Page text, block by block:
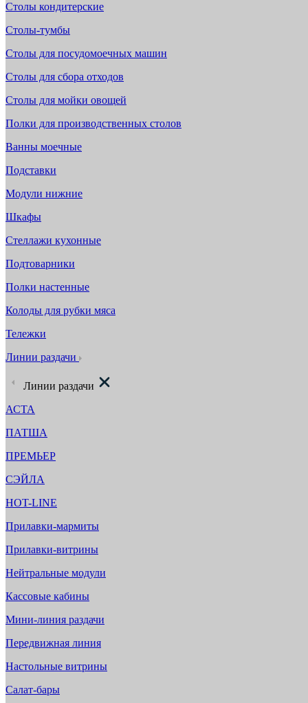
Столы кондитерские
Столы-тумбы
Столы для посудомоечных машин
Столы для сбора отходов
Столы для мойки овощей
Полки для производственных столов
Ванны моечные
Подставки
Модули нижние
Шкафы
Стеллажи кухонные
Подтоварники
Полки настенные
Колоды для рубки мяса
Тележки
Линии раздачи
Линии раздачи
АСТА
ПАТША
ПРЕМЬЕР
СЭЙЛА
HOT-LINE
Прилавки-мармиты
Прилавки-витрины
Нейтральные модули
Кассовые кабины
Мини-линия раздачи
Передвижная линия
Настольные витрины
Салат-бары